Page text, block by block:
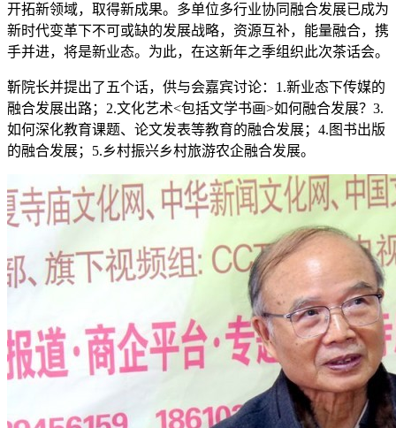
开拓新领域，取得新成果。多单位多行业协同融合发展已成为
新时代变革下不可或缺的发展战略，资源互补，能量融合，携
手并进，将是新业态。为此，在这新年之季组织此次茶话会。
靳院长并提出了五个话，供与会嘉宾讨论：1.新业态下传媒的
融合发展出路；2.文化艺术<包括文学书画>如何融合发展？3.
如何深化教育课题、论文发表等教育的融合发展；4.图书出版
的融合发展；5.乡村振兴乡村旅游农企融合发展。